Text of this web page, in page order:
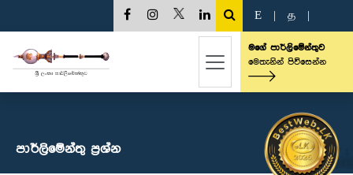
E த
මගේ පාර්ලිමේන්තුව
මෙතැනින් පිවිසෙන්න
පාර්ලි‌මේන්තු‌ ප්‍රශ්න